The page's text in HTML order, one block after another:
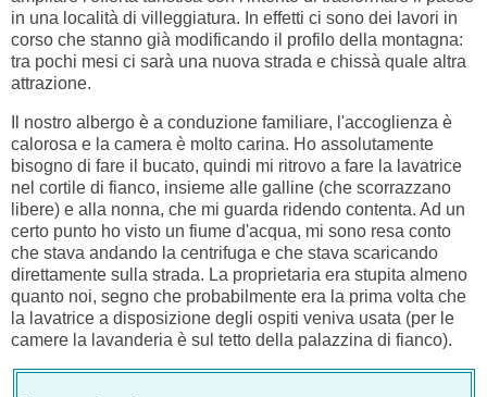
in una località di villeggiatura. In effetti ci sono dei lavori in
corso che stanno già modificando il profilo della montagna:
tra pochi mesi ci sarà una nuova strada e chissà quale altra
attrazione.
Il nostro albergo è a conduzione familiare, l'accoglienza è
calorosa e la camera è molto carina. Ho assolutamente
bisogno di fare il bucato, quindi mi ritrovo a fare la lavatrice
nel cortile di fianco, insieme alle galline (che scorrazzano
libere) e alla nonna, che mi guarda ridendo contenta. Ad un
certo punto ho visto un fiume d'acqua, mi sono resa conto
che stava andando la centrifuga e che stava scaricando
direttamente sulla strada. La proprietaria era stupita almeno
quanto noi, segno che probabilmente era la prima volta che
la lavatrice a disposizione degli ospiti veniva usata (per le
camere la lavanderia è sul tetto della palazzina di fianco).